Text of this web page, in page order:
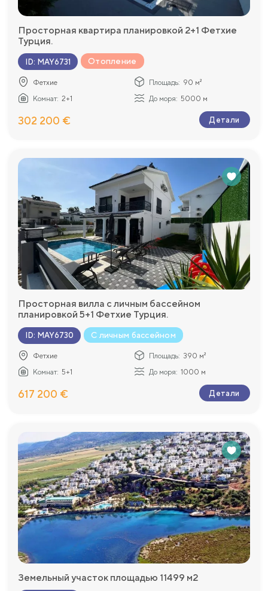
Просторная квартира планировкой 2+1 Фетхие
Турция.
ID: MAY6731 Отопление
Фетхие Площадь: 90 м²
Комнат: 2+1 До моря: 5000 м
302 200 € Детали
Просторная вилла с личным бассейном
планировкой 5+1 Фетхие Турция.
ID: MAY6730 С личным бассейном
Фетхие Площадь: 390 м²
Комнат: 5+1 До моря: 1000 м
617 200 € Детали
Земельный участок площадью 11499 м2